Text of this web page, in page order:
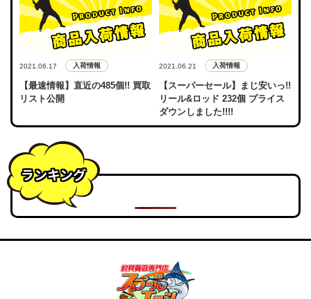
2021.06.17 入荷情報
【最速情報】直近の485個!! 買取
リスト公開
2021.06.21 入荷情報
【スーパーセール】まじ安いっ!!
リール&ロッド 232個 プライス
ダウンしました!!!!
ランキング